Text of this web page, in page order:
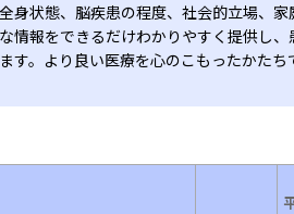
身状態、脳疾患の程度、社会的立場、
情報をできるだけわかりやすく提供し
す。より良い医療を心のこもったかた